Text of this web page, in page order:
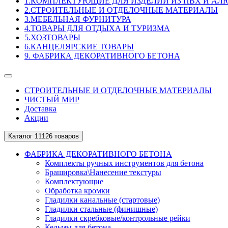
2.СТРОИТЕЛЬНЫЕ И ОТДЕЛОЧНЫЕ МАТЕРИАЛЫ
3.МЕБЕЛЬНАЯ ФУРНИТУРА
4.ТОВАРЫ ДЛЯ ОТДЫХА И ТУРИЗМА
5.ХОЗТОВАРЫ
6.КАНЦЕЛЯРСКИЕ ТОВАРЫ
9. ФАБРИКА ДЕКОРАТИВНОГО БЕТОНА
СТРОИТЕЛЬНЫЕ И ОТДЕЛОЧНЫЕ МАТЕРИАЛЫ
ЧИСТЫЙ МИР
Доставка
Акции
Каталог 11126 товаров
ФАБРИКА ДЕКОРАТИВНОГО БЕТОНА
Комплекты ручных инструментов для бетона
Брашировка\Нанесение текстуры
Комплектующие
Обработка кромки
Гладилки канальные (стартовые)
Гладилки стальные (финишные)
Гладилки скребковые/контрольные рейки